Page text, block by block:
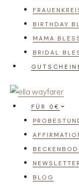
BIRTHDAY
MAMA
BRIDAL
FÜR 0€
NEWSLETTER
BLOG